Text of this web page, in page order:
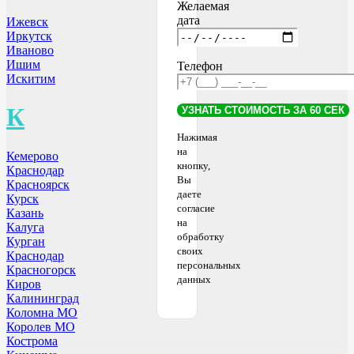
Ижевск
Иркутск
Иваново
Ишим
Искитим
К
Кемерово
Краснодар
Красноярск
Курск
Казань
Калуга
Курган
Краснодар
Красногорск
Киров
Калининград
Коломна МО
Королев МО
Кострома
Желаемая
дата
Телефон
Нажимая
на
кнопку,
Вы
даете
согласие
на
обработку
своих
персональных
данных